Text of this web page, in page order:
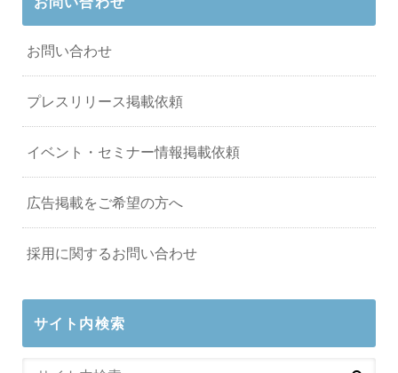
お問い合わせ
プレスリリース掲載依頼
イベント・セミナー情報掲載依頼
広告掲載をご希望の方へ
採用に関するお問い合わせ
サイト内検索